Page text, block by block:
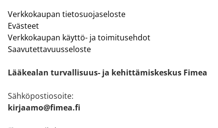
Verkkokaupan tietosuojaseloste
Evästeet
Verkkokaupan käyttö- ja toimitusehdot
Saavutettavuusseloste
Lääkealan turvallisuus- ja kehittämiskeskus Fimea
Sähköpostiosoite:
kirjaamo@fimea.fi